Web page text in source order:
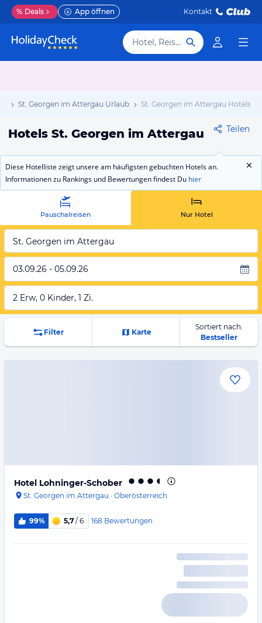
% Deals App öffnen Kontakt
Hotel, Reiseziel
St. Georgen im Attergau Urlaub St. Georgen im Attergau Hotels
Hotels St. Georgen im Attergau Teilen
Diese Hotelliste zeigt unsere am häufigsten gebuchten Hotels an.
Informationen zu Rankings und Bewertungen findest Du hier
Pauschalreisen Nur Hotel
St. Georgen im Attergau
03.09.26 - 05.09.26
2 Erw, 0 Kinder, 1 Zi.
Filter Karte
Sortiert nach:
Bestseller
Hotel Lohninger-Schober
St. Georgen im Attergau · Oberösterreich
99% 5,7 / 6 168 Bewertungen